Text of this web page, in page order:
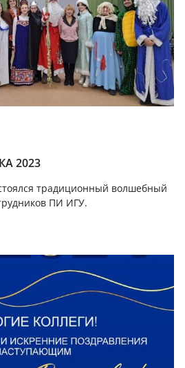
2023
традиционный волшебный
ПИ ИГУ.